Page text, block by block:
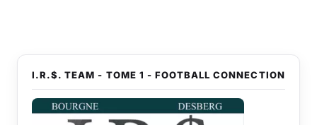
I.R.$. TEAM - TOME 1 - FOOTBALL CONNECTION